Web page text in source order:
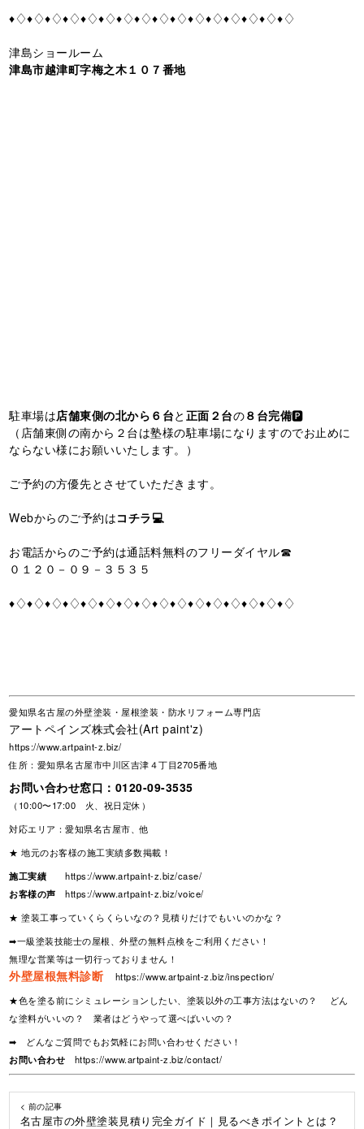
♦♢♦♢♦♢♦♢♦♢♦♢♦♢♦♢♦♢♦♢♦♢♦♢♦♢♦♢♦♢♦♢
津島ショールーム
津島市越津町字梅之木１０７番地
駐車場は店舗東側の北から６台と 正面２台の８台完備🅿️
（店舗東側の南から２台は塾様の駐車場になりますのでお止めに
ならない様にお願いいたします。）
ご予約の方優先とさせていただきます。
Webからのご予約はコチラ💻
お電話からのご予約は通話料無料のフリーダイヤル☎
０１２０－０９－３５３５
♦♢♦♢♦♢♦♢♦♢♦♢♦♢♦♢♦♢♦♢♦♢♦♢♦♢♦♢♦♢♦♢
愛知県名古屋の外壁塗装・屋根塗装・防水リフォーム専門店
アートペインズ株式会社(Art paint'z)
https://www.artpaint-z.biz/
住所：愛知県名古屋市中川区吉津４丁目2705番地
お問い合わせ窓口： 0120-09-3535
（10:00〜17:00 火、祝日定休）
対応エリア：愛知県名古屋市、他
★ 地元のお客様の施工実績多数掲載！
施工実績
https://www.artpaint-z.biz/case/
お客様の声
https://www.artpaint-z.biz/voice/
★ 塗装工事っていくらくらいなの？見積りだけでもいいのかな？
➡一級塗装技能士の屋根、外壁の無料点検をご利用ください！
無理な営業等は一切行っておりません！
外壁屋根無料診断
https://www.artpaint-z.biz/inspection/
★色を塗る前にシミュレーションしたい、塗装以外の工事方法はないの？ どん
な塗料がいいの？ 業者はどうやって選べばいいの？
➡ どんなご質問でもお気軽にお問い合わせください！
お問い合わせ
https://www.artpaint-z.biz/contact/
< 前の記事
名古屋市の外壁塗装見積り完全ガイド｜見るべきポイントとは？